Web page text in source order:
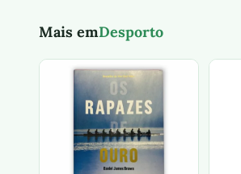
Mais emDesporto